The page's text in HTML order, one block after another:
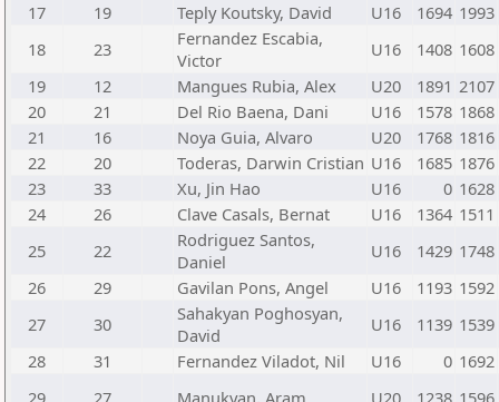
17
19 Teply Koutsky, David U16 1694 1993
18
23
Fernandez Escabia,
Victor
U16 1408 1608
19
12 Mangues Rubia, Alex U20 1891 2107
20
21 Del Rio Baena, Dani U16 1578 1868
21
16 Noya Guia, Alvaro U20 1768 1816
22
20 Toderas, Darwin Cristian U16 1685 1876
23
33 Xu, Jin Hao U16 0 1628
24
26 Clave Casals, Bernat U16 1364 1511
25
22
Rodriguez Santos,
Daniel
U16 1429 1748
26
29 Gavilan Pons, Angel U16 1193 1592
27
30
Sahakyan Poghosyan,
David
U16 1139 1539
28
31 Fernandez Viladot, Nil U16 0 1692
29
27 Manukyan, Aram U20 1238 1596